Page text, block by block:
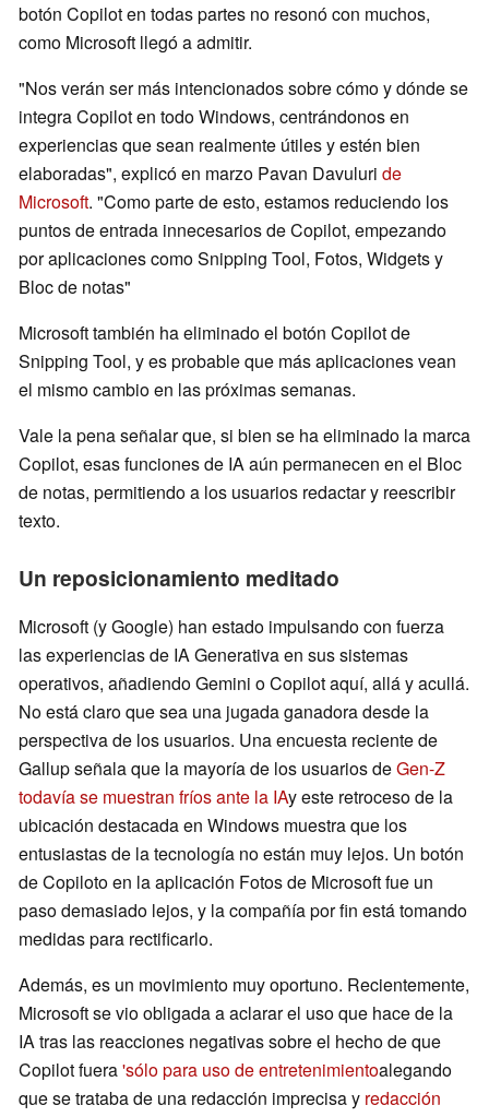
botón Copilot en todas partes no resonó con muchos,
como Microsoft llegó a admitir.
"Nos verán ser más intencionados sobre cómo y dónde se
integra Copilot en todo Windows, centrándonos en
experiencias que sean realmente útiles y estén bien
elaboradas", explicó en marzo Pavan Davuluri de
Microsoft. "Como parte de esto, estamos reduciendo los
puntos de entrada innecesarios de Copilot, empezando
por aplicaciones como Snipping Tool, Fotos, Widgets y
Bloc de notas"
Microsoft también ha eliminado el botón Copilot de
Snipping Tool, y es probable que más aplicaciones vean
el mismo cambio en las próximas semanas.
Vale la pena señalar que, si bien se ha eliminado la marca
Copilot, esas funciones de IA aún permanecen en el Bloc
de notas, permitiendo a los usuarios redactar y reescribir
texto.
Un reposicionamiento meditado
Microsoft (y Google) han estado impulsando con fuerza
las experiencias de IA Generativa en sus sistemas
operativos, añadiendo Gemini o Copilot aquí, allá y acullá.
No está claro que sea una jugada ganadora desde la
perspectiva de los usuarios. Una encuesta reciente de
Gallup señala que la mayoría de los usuarios deGen-Z
todavía se muestran fríos ante la IAy este retroceso de la
ubicación destacada en Windows muestra que los
entusiastas de la tecnología no están muy lejos. Un botón
de Copiloto en la aplicación Fotos de Microsoft fue un
paso demasiado lejos, y la compañía por fin está tomando
medidas para rectificarlo.
Además, es un movimiento muy oportuno. Recientemente,
Microsoft se vio obligada a aclarar el uso que hace de la
IA tras las reacciones negativas sobre el hecho de que
Copilot fuera'sólo para uso de entretenimientoalegando
que se trataba de una redacción imprecisa y redacción